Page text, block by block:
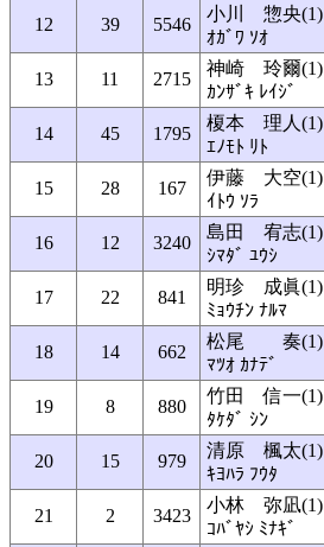
12 39 5546
小川 惣央(1)
ｵｶﾞﾜ ｿｵ
13 11 2715
神崎 玲爾(1)
ｶﾝｻﾞｷ ﾚｲｼﾞ
14 45 1795
榎本 理人(1)
ｴﾉﾓﾄ ﾘﾄ
15 28 167
伊藤 大空(1)
ｲﾄｳ ｿﾗ
16 12 3240
島田 宥志(1)
ｼﾏﾀﾞ ﾕｳｼ
17 22 841
明珍 成眞(1)
ﾐｮｳﾁﾝ ﾅﾙﾏ
18 14 662
松尾 奏(1)
ﾏﾂｵ ｶﾅﾃﾞ
19 8 880
竹田 信一(1)
ﾀｹﾀﾞ ｼﾝ
20 15 979
清原 楓太(1)
ｷﾖﾊﾗ ﾌｳﾀ
21 2 3423
小林 弥凪(1)
ｺﾊﾞﾔｼ ﾐﾅｷﾞ